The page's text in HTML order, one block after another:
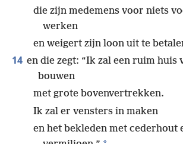
die zijn medemens voor niets
werken
en weigert zijn loon uit te
14 en die zegt: “Ik zal een ruim huis
bouwen
met grote bovenvertrekken.
Ik zal er vensters in maken
en het bekleden met cederhout